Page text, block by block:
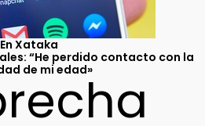
En Xataka
“He perdido contacto con la
de mi edad»